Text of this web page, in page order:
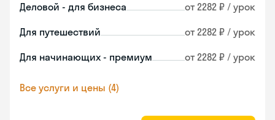
Деловой - для бизнеса от 2282 ₽ / урок
Для путешествий от 2282 ₽ / урок
Для начинающих - премиум от 2282 ₽ / урок
Все услуги и цены (4)